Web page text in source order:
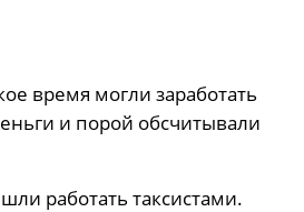
время могли заработать
и порой обсчитывали
работать таксистами.